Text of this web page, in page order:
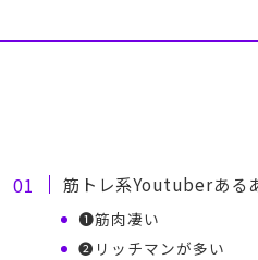
筋トレ系Youtuberある
❶筋肉凄い
❷リッチマンが多い